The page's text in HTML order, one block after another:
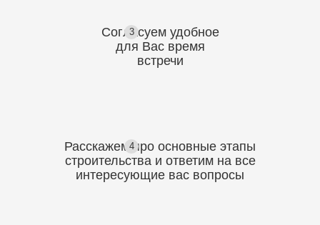
3
Согласуем удобное
для Вас время
встречи
4
Расскажем про основные этапы
строительства и ответим на все
интересующие вас вопросы